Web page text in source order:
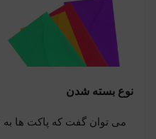
نوع بسته شدن
می توان گفت که پاکت ها به